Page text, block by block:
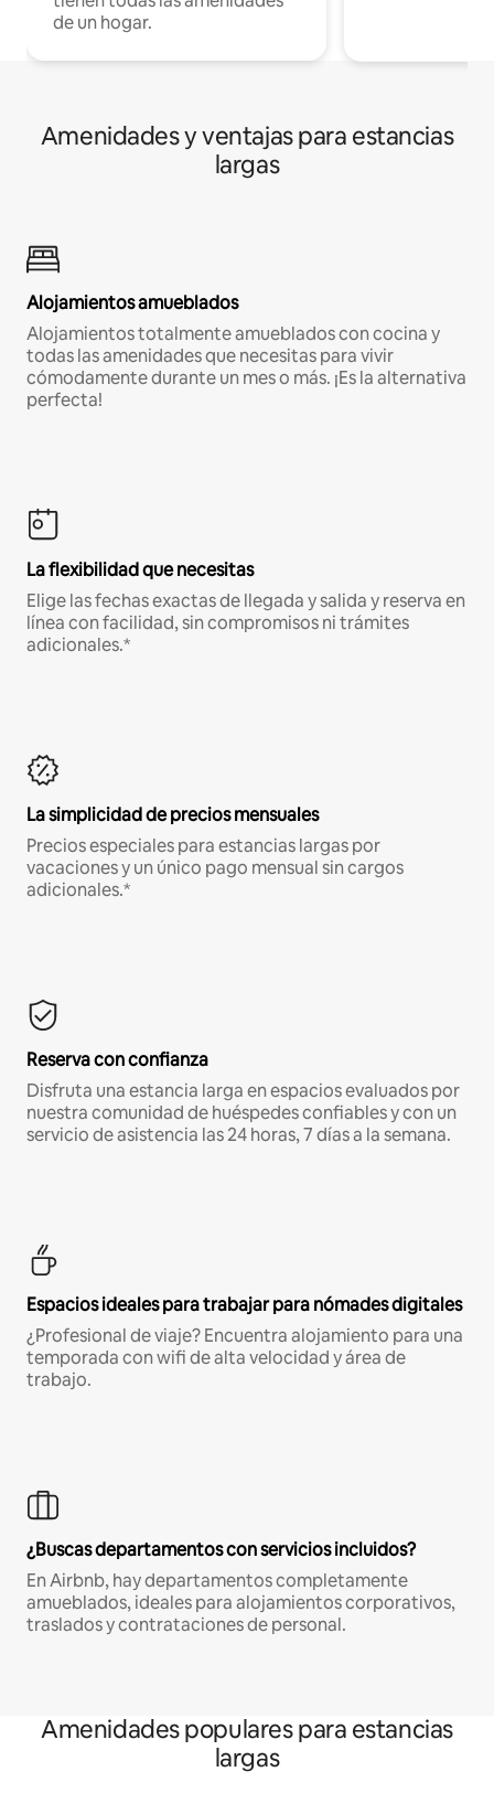
de un hogar.
Amenidades y ventajas para estancias
largas
Alojamientos amueblados
Alojamientos totalmente amueblados con cocina y
todas las amenidades que necesitas para vivir
cómodamente durante un mes o más. ¡Es la alternativa
perfecta!
La flexibilidad que necesitas
Elige las fechas exactas de llegada y salida y reserva en
línea con facilidad, sin compromisos ni trámites
adicionales.*
La simplicidad de precios mensuales
Precios especiales para estancias largas por
vacaciones y un único pago mensual sin cargos
adicionales.*
Reserva con confianza
Disfruta una estancia larga en espacios evaluados por
nuestra comunidad de huéspedes confiables y con un
servicio de asistencia las 24 horas, 7 días a la semana.
Espacios ideales para trabajar para nómades digitales
¿Profesional de viaje? Encuentra alojamiento para una
temporada con wifi de alta velocidad y área de
trabajo.
¿Buscas departamentos con servicios incluidos?
En Airbnb, hay departamentos completamente
amueblados, ideales para alojamientos corporativos,
traslados y contrataciones de personal.
Amenidades populares para estancias
largas